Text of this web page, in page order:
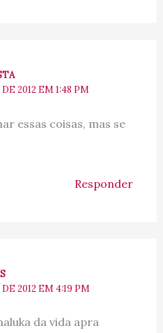
2012 EM 1:48 PM
essas coisas, mas se
Responder
2012 EM 4:19 PM
da vida apra